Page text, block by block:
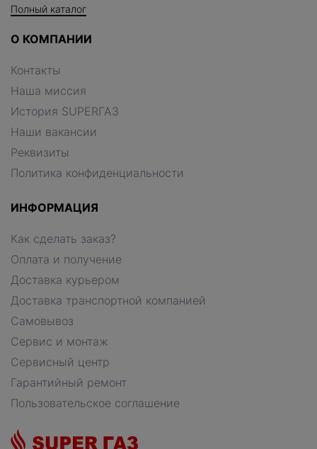
Полный каталог
О КОМПАНИИ
Контакты
Наша миссия
История SUPERГАЗ
Наши вакансии
Реквизиты
Политика конфиденциальности
ИНФОРМАЦИЯ
Как сделать заказ?
Оплата и получение
Доставка курьером
Доставка транспортной компанией
Самовывоз
Сервис и монтаж
Сервисный центр
Гарантийный ремонт
Пользовательское соглашение